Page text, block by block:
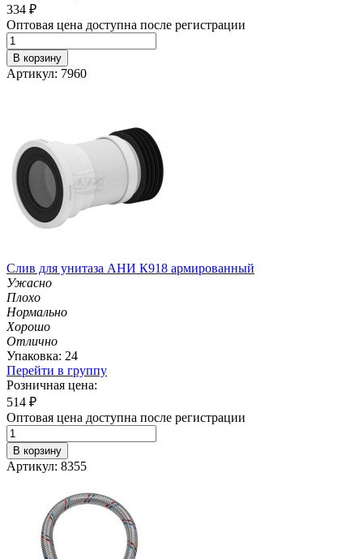
334 ₽
Оптовая цена доступна после регистрации
В корзину
Артикул: 7960
Слив для унитаза АНИ К918 армированный
Ужасно
Плохо
Нормально
Хорошо
Отлично
Упаковка: 24
Перейти в группу
Розничная цена:
514 ₽
Оптовая цена доступна после регистрации
В корзину
Артикул: 8355